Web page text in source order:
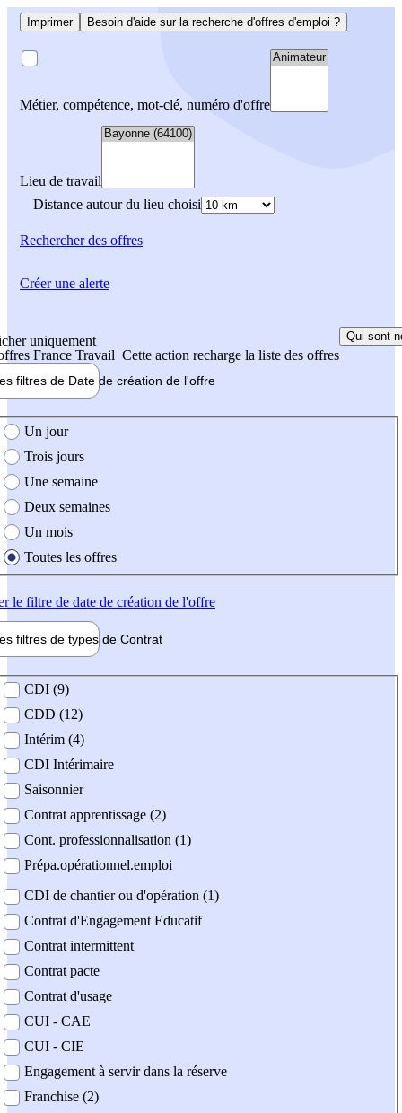
Imprimer Besoin d'aide sur la recherche d'offres d'emploi ?
Métier, compétence, mot-clé, numéro d'offre
Lieu de travail
Distance autour du lieu choisi
Rechercherdes offres
uniquement
France Travail Cette action recharge la liste des offres
Qui sont
filtres de Date de création de l'offre
création de l'offre
Un jour
Trois jours
Une semaine
Deux semaines
Un mois
Toutes les offres
le filtre de date de création de l'offre
filtres de types de Contrat
contrat
CDI (9)
CDD (12)
Intérim (4)
CDI Intérimaire
Saisonnier
Contrat apprentissage (2)
Cont. professionnalisation (1)
Prépa.opérationnel.emploi
CDI de chantier ou d'opération (1)
Contrat d'Engagement Educatif
Contrat intermittent
Contrat pacte
Contrat d'usage
CUI - CAE
CUI - CIE
Engagement à servir dans la réserve
Franchise (2)
Créer une alerte